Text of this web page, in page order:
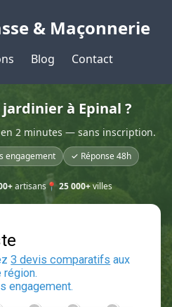
& Maçonnerie
Blog Contact
à Epinal ?
2 minutes — sans inscription.
engagement ✓ Réponse 48h
artisans📍 25 000+villes